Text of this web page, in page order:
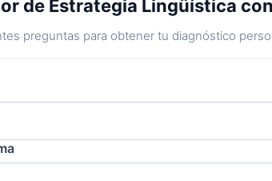
de Estrategia Lingüística
preguntas para obtener tu diagnóstico